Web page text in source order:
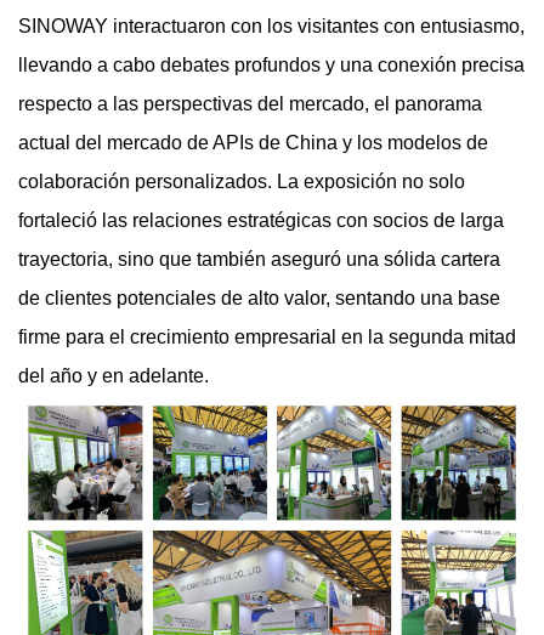
SINOWAY interactuaron con los visitantes con entusiasmo,
llevando a cabo debates profundos y una conexión precisa
respecto a las perspectivas del mercado, el panorama
actual del mercado de APIs de China y los modelos de
colaboración personalizados. La exposición no solo
fortaleció las relaciones estratégicas con socios de larga
trayectoria, sino que también aseguró una sólida cartera
de clientes potenciales de alto valor, sentando una base
firme para el crecimiento empresarial en la segunda mitad
del año y en adelante.